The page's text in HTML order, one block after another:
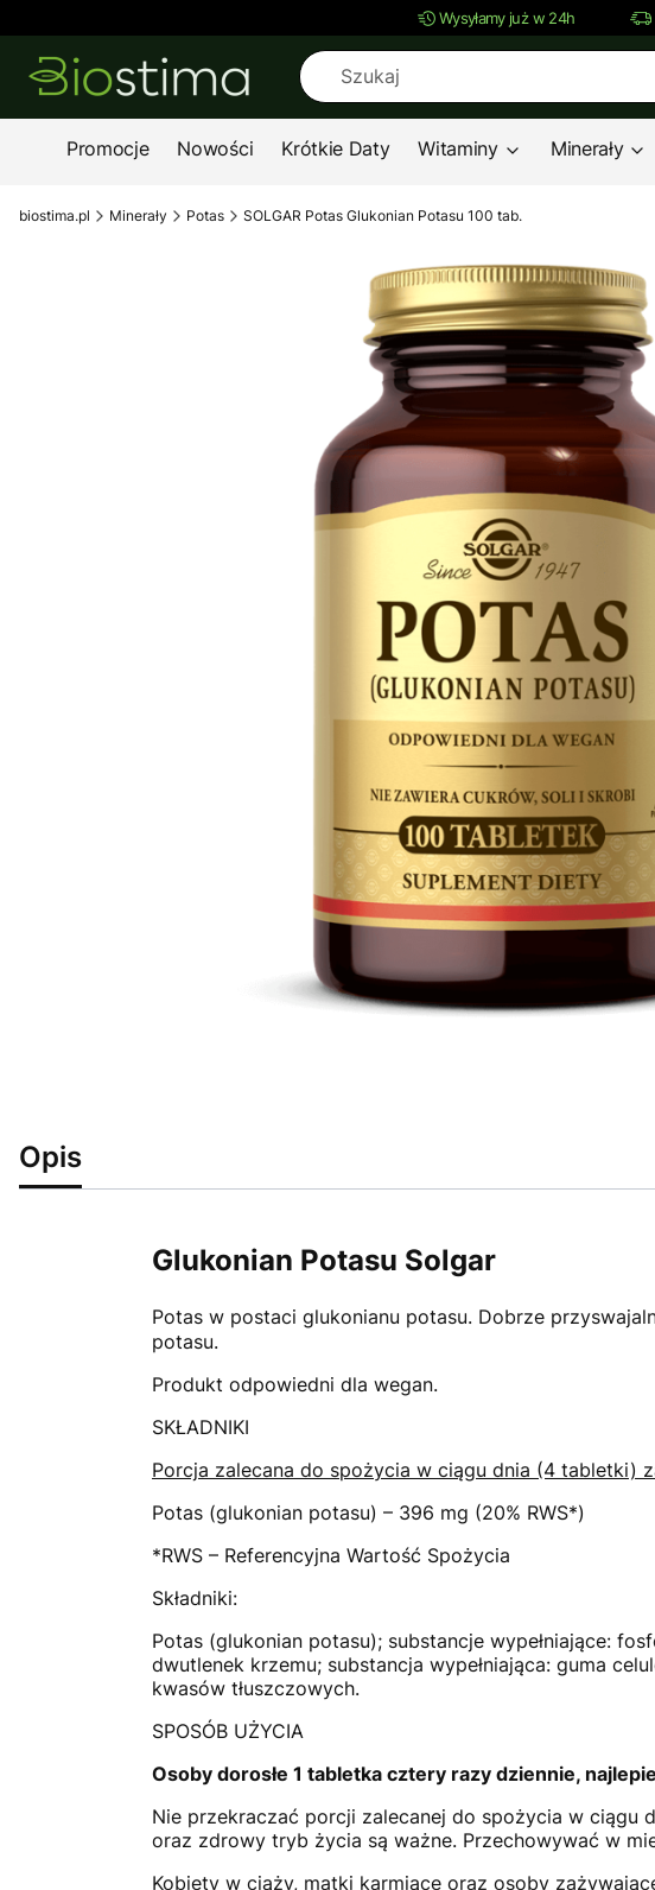
Wysyłamy już w 24h
Promocje Nowości Krótkie Daty Witaminy Minerały
biostima.pl Minerały Potas SOLGAR Potas Glukonian Potasu 100 tab.
Opis
Glukonian Potasu Solgar
Potas w postaci glukonianu potasu. Dobrze
potasu.
Produkt odpowiedni dla wegan.
SKŁADNIKI
Porcja zalecana do spożycia w ciągu dnia (4 tabletki)
Potas (glukonian potasu) – 396 mg (20% RWS*)
*RWS – Referencyjna Wartość Spożycia
Składniki:
Potas (glukonian potasu); substancje wypełniające:
dwutlenek krzemu; substancja wypełniająca: guma
kwasów tłuszczowych.
SPOSÓB UŻYCIA
Osoby dorosłe 1 tabletka cztery razy dziennie,
Nie przekraczać porcji zalecanej do spożycia w ciągu
oraz zdrowy tryb życia są ważne. Przechowywać w
Kobiety w ciąży, matki karmiące oraz osoby